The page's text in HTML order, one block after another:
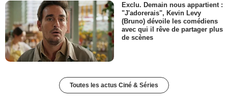
Exclu. Demain nous appartient :
"J'adorerais", Kevin Levy
(Bruno) dévoile les comédiens
avec qui il rêve de partager plus
de scènes
Toutes les actus Ciné & Séries